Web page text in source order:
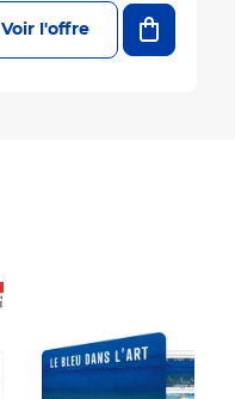
Voir l'offre
Ajouter